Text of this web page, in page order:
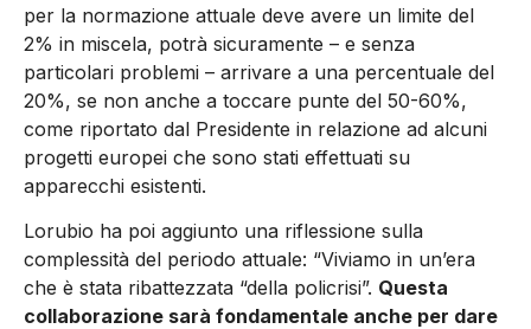
per la normazione attuale deve avere un limite del
2% in miscela, potrà sicuramente – e senza
particolari problemi – arrivare a una percentuale del
20%, se non anche a toccare punte del 50-60%,
come riportato dal Presidente in relazione ad alcuni
progetti europei che sono stati effettuati su
apparecchi esistenti.
Lorubio ha poi aggiunto una riflessione sulla
complessità del periodo attuale: “Viviamo in un’era
che è stata ribattezzata “della policrisi”. Questa
collaborazione sarà fondamentale anche per dare